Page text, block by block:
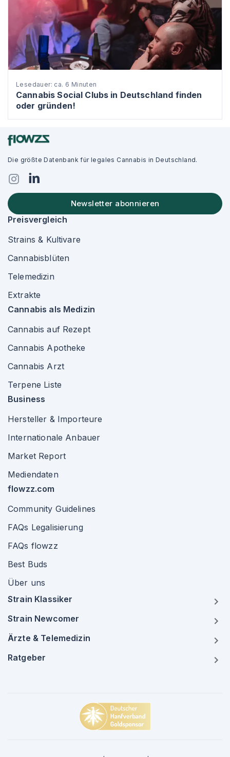
Lesedauer: ca. 6 Minuten
Cannabis Social Clubs in Deutschland finden
oder gründen!
Die größte Datenbank für legales Cannabis in Deutschland.
Newsletter abonnieren
Preisvergleich
Strains & Kultivare
Cannabisblüten
Telemedizin
Extrakte
Cannabis als Medizin
Cannabis auf Rezept
Cannabis Apotheke
Cannabis Arzt
Terpene Liste
Business
Hersteller & Importeure
Internationale Anbauer
Market Report
Mediendaten
flowzz.com
Community Guidelines
FAQs Legalisierung
FAQs flowzz
Best Buds
Über uns
Strain Klassiker
Strain Newcomer
Ärzte & Telemedizin
Ratgeber